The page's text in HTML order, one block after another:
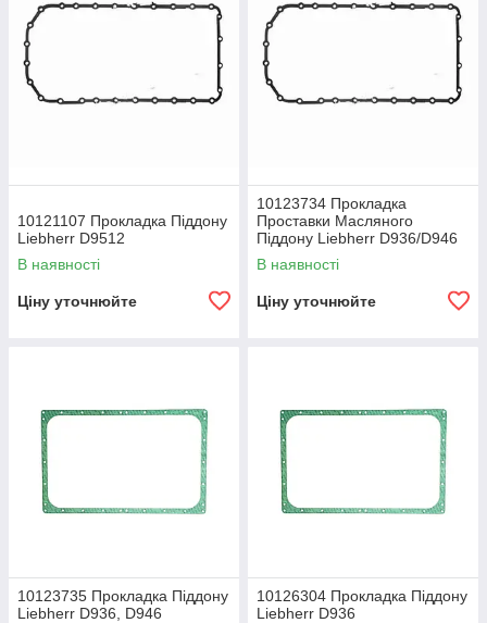
10121107 Прокладка Піддону
Liebherr D9512
В наявності
Ціну уточнюйте
10123734 Прокладка
Проставки Масляного
Піддону Liebherr D936/D946
(10118549)
В наявності
Ціну уточнюйте
10123735 Прокладка Піддону
Liebherr D936, D946
10126304 Прокладка Піддону
Liebherr D936